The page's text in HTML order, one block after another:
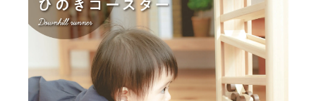
『さらさら？つるつる？』
シンプルをつきつめたIKONIHだから
親子の間にはそんな会話が自然と生まれます。
列車がスロープをカラコロ走る！